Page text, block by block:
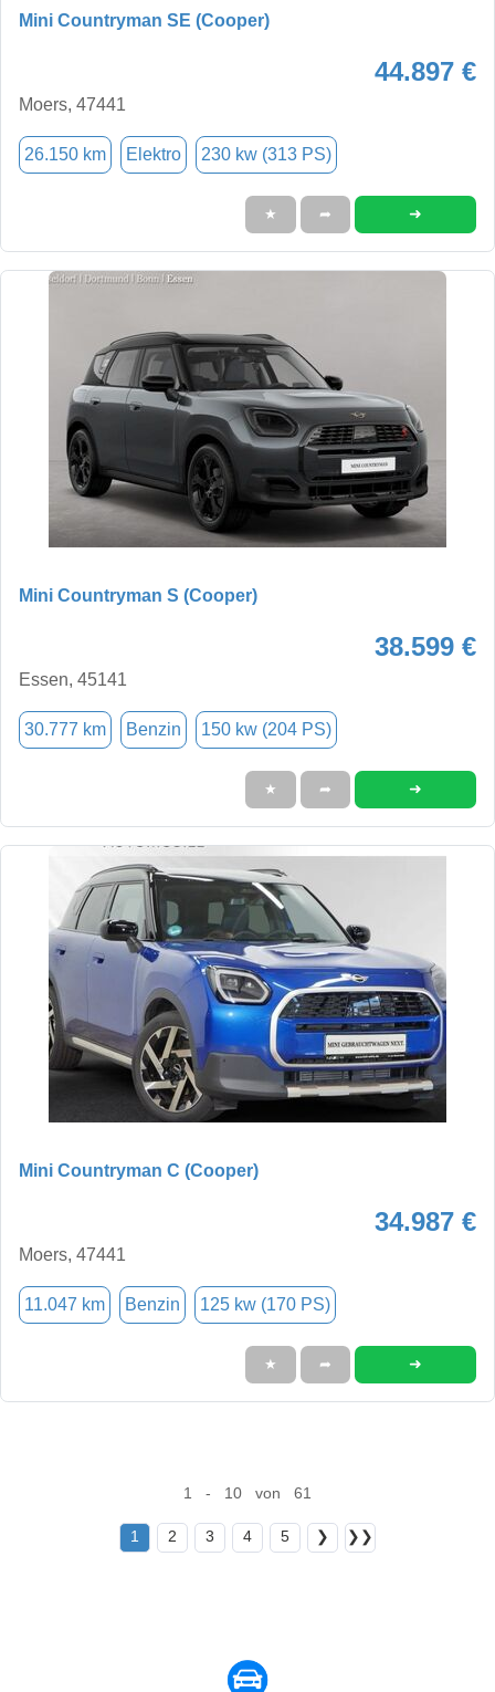
Mini Countryman SE (Cooper)
44.897 €
Moers, 47441
26.150 km Elektro 230 kw (313 PS)
★ ➦ ➜
Mini Countryman S (Cooper)
38.599 €
Essen, 45141
30.777 km Benzin 150 kw (204 PS)
★ ➦ ➜
Mini Countryman C (Cooper)
34.987 €
Moers, 47441
11.047 km Benzin 125 kw (170 PS)
★ ➦ ➜
1 - 10 von 61
1 2 3 4 5 ❯ ❯❯